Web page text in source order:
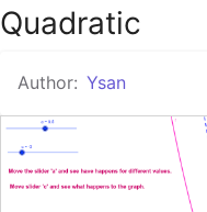
Google Classroom
GeoGebra
Quadratic
Author: Ysan